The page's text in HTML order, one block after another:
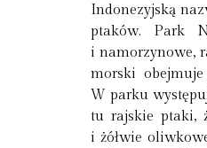
Indonezyjską
ptaków. Park
i namorzynowe,
morski
W parku
tu rajskie ptaki,
i żółwie